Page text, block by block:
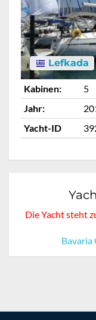
Lefkada
Kabinen: 5
Jahr:
Yacht-ID
Die Yacht steht
Bavaria